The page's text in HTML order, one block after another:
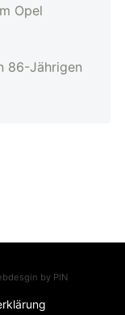
Opel
86-Jährigen
by PIN